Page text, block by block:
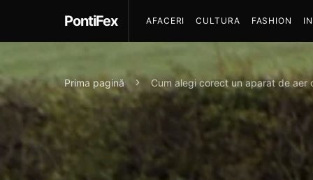
PontiFex AFACERI CULTURA FASHION
Prima pagină Cum alegi corect un aparat de aer